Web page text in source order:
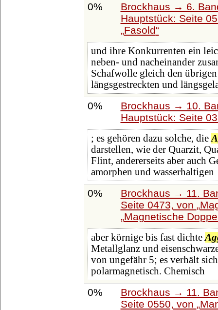
0%
Brockhaus → 6.
Hauptstück: Seite
Fasold
und ihre Konkurrenten ein
neben- und nacheinander
Schafwolle gleich den
längsgestreckten und
0%
Brockhaus → 10.
Hauptstück: Seite
; es gehören dazu solche, die
darstellen, wie der Quarzit,
Flint, andererseits aber auch
amorphen und wasserhaltigen
0%
Brockhaus → 11.
Seite 0473, von
Magnetische
aber körnige bis fast dichte
Metallglanz und
von ungefähr 5; es verhält
polarmagnetisch. Chemisch
0%
Brockhaus → 11.
Seite 0550, von